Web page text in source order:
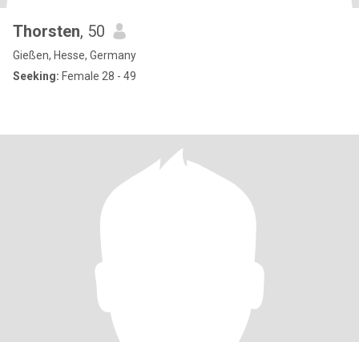
Thorsten, 50
Gießen, Hesse, Germany
Seeking: Female 28 - 49